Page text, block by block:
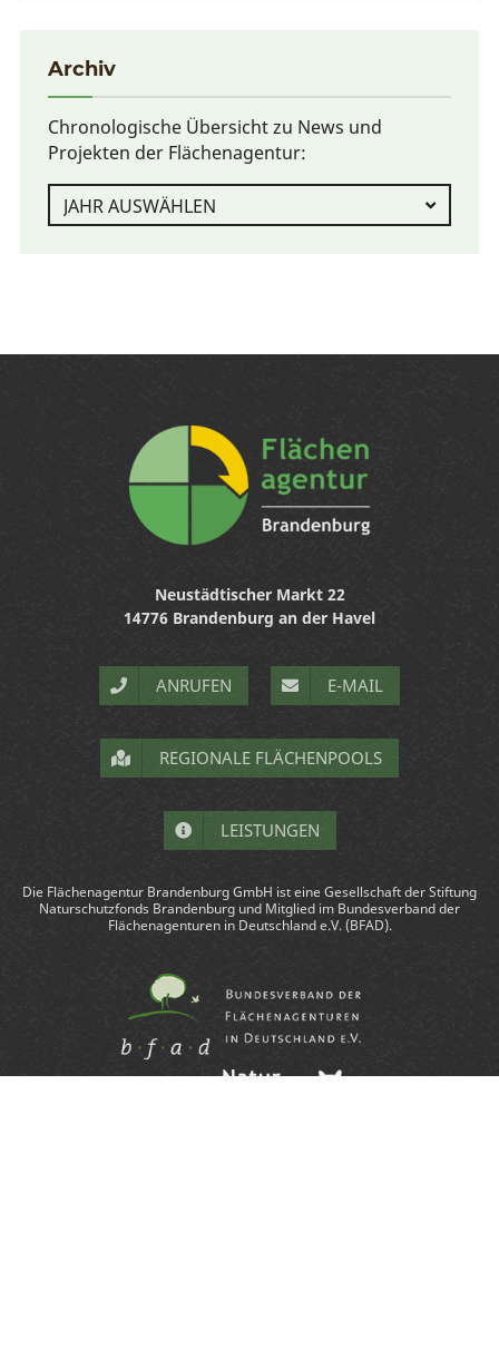
Archiv
Chronologische Übersicht zu News und
Projekten der Flächenagentur:
Neustädtischer Markt 22
14776 Brandenburg an der Havel
ANRUFEN E-MAIL
Die Flächenagentur Brandenburg GmbH ist eine Gesellschaft der Stiftung
Naturschutzfonds Brandenburg und Mitglied im Bundesverband der
Flächenagenturen in Deutschland e.V. (BFAD).
REGIONALE FLÄCHENPOOLS
LEISTUNGEN